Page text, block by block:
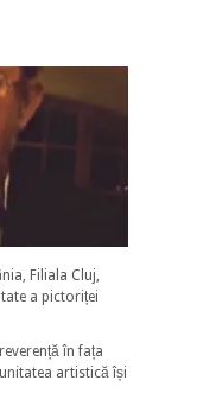
Filiala Cluj,
a pictoriței
în fața
artistică își